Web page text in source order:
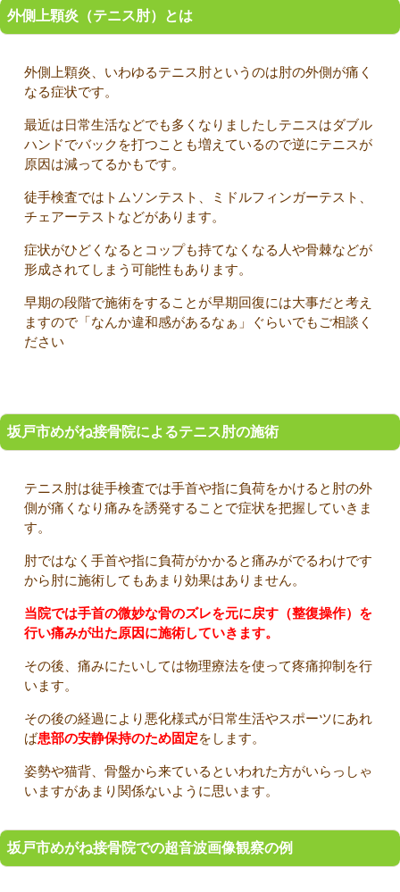
外側上顆炎（テニス肘）とは
外側上顆炎、いわゆるテニス肘というのは肘の外側が痛く
なる症状です。
最近は日常生活などでも多くなりましたしテニスはダブル
ハンドでバックを打つことも増えているので逆にテニスが
原因は減ってるかもです。
徒手検査ではトムソンテスト、ミドルフィンガーテスト、
チェアーテストなどがあります。
症状がひどくなるとコップも持てなくなる人や骨棘などが
形成されてしまう可能性もあります。
早期の段階で施術をすることが早期回復には大事だと考え
ますので「なんか違和感があるなぁ」ぐらいでもご相談く
ださい
坂戸市めがね接骨院によるテニス肘の施術
テニス肘は徒手検査では手首や指に負荷をかけると肘の外
側が痛くなり痛みを誘発することで症状を把握していきま
す。
肘ではなく手首や指に負荷がかかると痛みがでるわけです
から肘に施術してもあまり効果はありません。
当院では手首の微妙な骨のズレを元に戻す（整復操作）を
行い痛みが出た原因に施術していきます。
その後、痛みにたいしては物理療法を使って疼痛抑制を行
います。
その後の経過により悪化様式が日常生活やスポーツにあれ
ば患部の安静保持のため固定をします。
姿勢や猫背、骨盤から来ているといわれた方がいらっしゃ
いますがあまり関係ないように思います。
坂戸市めがね接骨院での超音波画像観察の例